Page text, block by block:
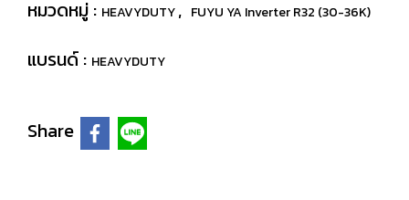
หมวดหมู่ : HEAVYDUTY, FUYU YA Inverter R32 (30-36K)
แบรนด์ : HEAVYDUTY
Share